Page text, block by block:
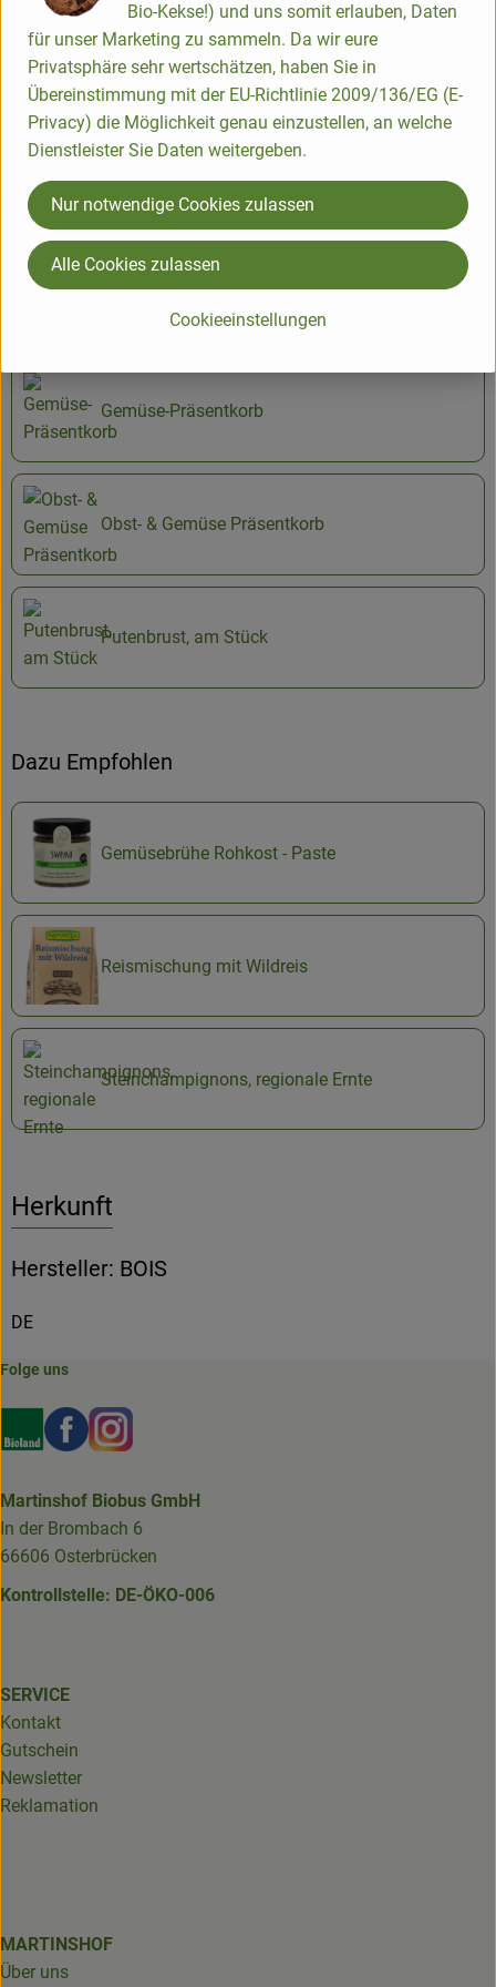
Sie enthalten die Vitamine A, B1 und C sowie Kalium,
Magnesium Eisen und Calcium .
Zucchini solten trocken und kühl gelagert werden, am besten
im gemüsefach des Kühlschranks.
Produktinformationen
Verwendet oder empfohlen bei
Gemüse-Präsentkorb
Obst- & Gemüse Präsentkorb
Putenbrust, am Stück
Dazu Empfohlen
Gemüsebrühe Rohkost - Paste
Reismischung mit Wildreis
Steinchampignons, regionale Ernte
Herkunft
Hersteller: BOIS
DE
Folge uns
Externer Link zu https://www.bioland.de/verbraucher
Externer Link zu https://www.facebook.com/
Externer Link zu https://www.instagram.com/
Martinshof Biobus GmbH
In der Brombach 6
66606 Osterbrücken
Kontrollstelle: DE-ÖKO-006
SERVICE
Kontakt
Gutschein
Newsletter
Reklamation
MARTINSHOF
Über uns
Bio-Kekse!) und uns somit erlauben, Daten
für unser Marketing zu sammeln. Da wir eure
Privatsphäre sehr wertschätzen, haben Sie in
Übereinstimmung mit der EU-Richtlinie 2009/136/EG (E-
Privacy) die Möglichkeit genau einzustellen, an welche
Dienstleister Sie Daten weitergeben.
Cookieeinstellungen
Nur notwendige Cookies zulassen
Alle Cookies zulassen